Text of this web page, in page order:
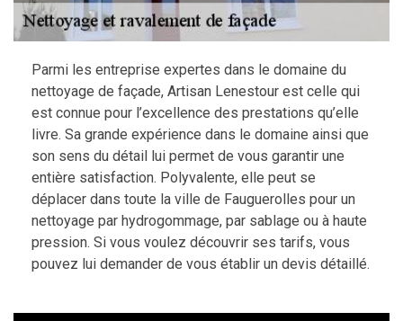
Parmi les entreprise expertes dans le domaine du
nettoyage de façade, Artisan Lenestour est celle qui
est connue pour l’excellence des prestations qu’elle
livre. Sa grande expérience dans le domaine ainsi que
son sens du détail lui permet de vous garantir une
entière satisfaction. Polyvalente, elle peut se
déplacer dans toute la ville de Fauguerolles pour un
nettoyage par hydrogommage, par sablage ou à haute
pression. Si vous voulez découvrir ses tarifs, vous
pouvez lui demander de vous établir un devis détaillé.